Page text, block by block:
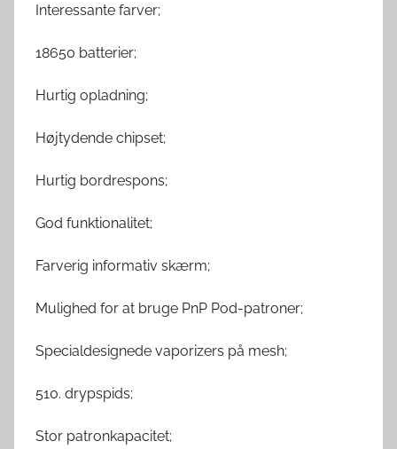
Interessante farver;
18650 batterier;
Hurtig opladning;
Højtydende chipset;
Hurtig bordrespons;
God funktionalitet;
Farverig informativ skærm;
Mulighed for at bruge PnP Pod-patroner;
Specialdesignede vaporizers på mesh;
510. drypspids;
Stor patronkapacitet;